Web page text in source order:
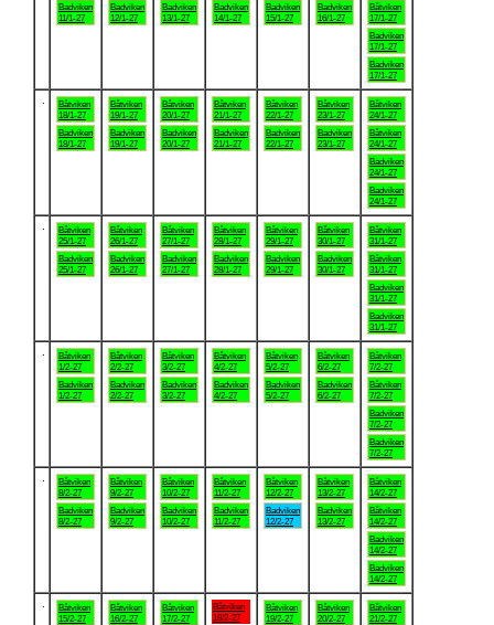
Badviken
11/1-27
Badviken
12/1-27
Badviken
13/1-27
Badviken
14/1-27
Badviken
15/1-27
Badviken
16/1-27
Båtviken
17/1-27
Badviken
17/1-27
Badviken
17/1-27
Båtviken
18/1-27
Badviken
18/1-27
Båtviken
19/1-27
Badviken
19/1-27
Båtviken
20/1-27
Badviken
20/1-27
Båtviken
21/1-27
Badviken
21/1-27
Båtviken
22/1-27
Badviken
22/1-27
Båtviken
23/1-27
Badviken
23/1-27
Båtviken
24/1-27
Båtviken
24/1-27
Badviken
24/1-27
Badviken
24/1-27
Båtviken
25/1-27
Badviken
25/1-27
Båtviken
26/1-27
Badviken
26/1-27
Båtviken
27/1-27
Badviken
27/1-27
Båtviken
28/1-27
Badviken
28/1-27
Båtviken
29/1-27
Badviken
29/1-27
Båtviken
30/1-27
Badviken
30/1-27
Båtviken
31/1-27
Båtviken
31/1-27
Badviken
31/1-27
Badviken
31/1-27
Båtviken
1/2-27
Badviken
1/2-27
Båtviken
2/2-27
Badviken
2/2-27
Båtviken
3/2-27
Badviken
3/2-27
Båtviken
4/2-27
Badviken
4/2-27
Båtviken
5/2-27
Badviken
5/2-27
Båtviken
6/2-27
Badviken
6/2-27
Båtviken
7/2-27
Båtviken
7/2-27
Badviken
7/2-27
Badviken
7/2-27
Båtviken
8/2-27
Badviken
8/2-27
Båtviken
9/2-27
Badviken
9/2-27
Båtviken
10/2-27
Badviken
10/2-27
Båtviken
11/2-27
Badviken
11/2-27
Båtviken
12/2-27
Badviken
12/2-27
Båtviken
13/2-27
Badviken
13/2-27
Båtviken
14/2-27
Båtviken
14/2-27
Badviken
14/2-27
Badviken
14/2-27
Båtviken
15/2-27
Båtviken
16/2-27
Båtviken
17/2-27
Båtviken
18/2-27
Båtviken
19/2-27
Båtviken
20/2-27
Båtviken
21/2-27